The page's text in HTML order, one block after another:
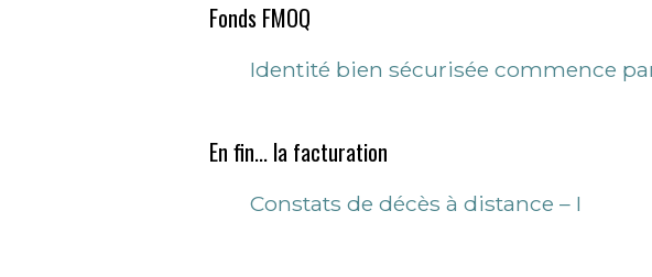
Fonds FMOQ
Identité bien sécurisée commence
En fin... la facturation
Constats de décès à distance – I